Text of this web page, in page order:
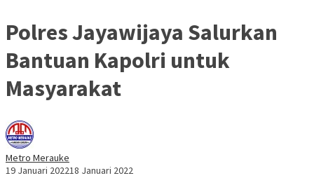
Polres Jayawijaya Salurkan
Bantuan Kapolri untuk
Masyarakat
Metro Merauke
19 Januari 202218 Januari 2022